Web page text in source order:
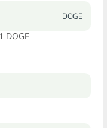
DOGE
DOGE